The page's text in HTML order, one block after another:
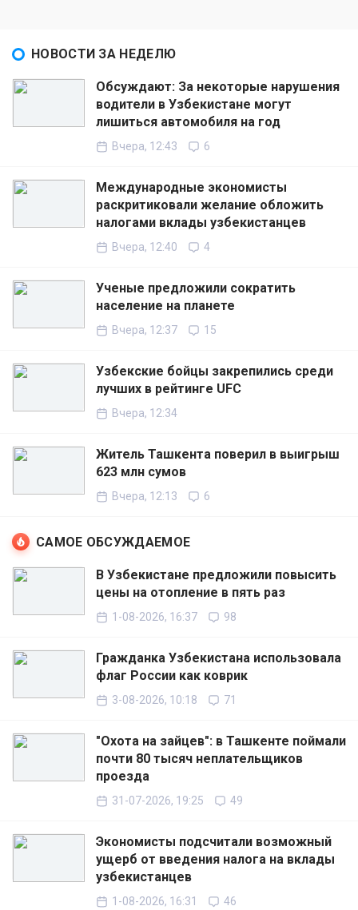
НОВОСТИ ЗА НЕДЕЛЮ
Обсуждают: За некоторые нарушения
водители в Узбекистане могут
лишиться автомобиля на год
Вчера, 12:43 6
Международные экономисты
раскритиковали желание обложить
налогами вклады узбекистанцев
Вчера, 12:40 4
Ученые предложили сократить
население на планете
Вчера, 12:37 15
Узбекские бойцы закрепились среди
лучших в рейтинге UFC
Вчера, 12:34
Житель Ташкента поверил в выигрыш
623 млн сумов
Вчера, 12:13 6
САМОЕ ОБСУЖДАЕМОЕ
В Узбекистане предложили повысить
цены на отопление в пять раз
1-08-2026, 16:37 98
Гражданка Узбекистана использовала
флаг России как коврик
3-08-2026, 10:18 71
"Охота на зайцев": в Ташкенте поймали
почти 80 тысяч неплательщиков
проезда
31-07-2026, 19:25 49
Экономисты подсчитали возможный
ущерб от введения налога на вклады
узбекистанцев
1-08-2026, 16:31 46